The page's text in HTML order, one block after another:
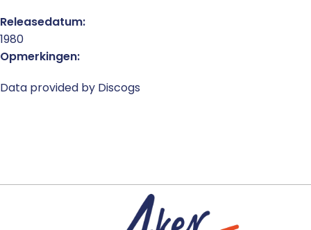
Releasedatum:
1980
Opmerkingen:
Data provided by Discogs